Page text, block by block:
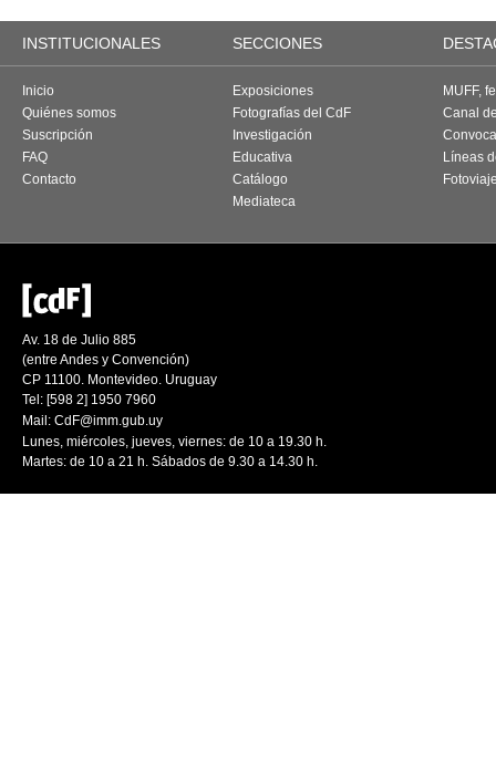
INSTITUCIONALES SECCIONES
Inicio
Quiénes somos
Suscripción
FAQ
Contacto
Exposiciones
Fotografías del CdF
Investigación
Educativa
Catálogo
Mediateca
MUFF,
Canal
Líneas
Av. 18 de Julio 885
(entre Andes y Convención)
CP 11100. Montevideo. Uruguay
Tel: [598 2] 1950 7960
Mail: CdF@imm.gub.uy
Lunes, miércoles, jueves, viernes: de 10 a 19.30 h.
Martes: de 10 a 21 h. Sábados de 9.30 a 14.30 h.